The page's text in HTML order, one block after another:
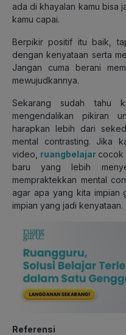
ada di khayalan kamu bisa
kamu capai.
Berpikir positif itu baik,
dengan kenyataan serta
Jangan cuma berani
mewujudkannya.
Sekarang sudah tahu
mengendalikan pikiran
harapkan lebih dari
mental contrasting. Jika
video, ruangbelajar cocok
baru yang lebih
mempraktekkan mental
agar apa yang kita impian
impian yang jadi kenyataan.
Referensi